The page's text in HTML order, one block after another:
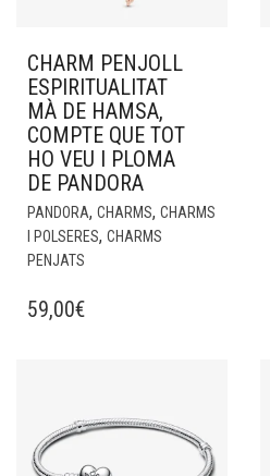
CHARM PENJOLL
ESPIRITUALITAT
MÀ DE HAMSA,
COMPTE QUE TOT
HO VEU I PLOMA
DE PANDORA
PANDORA, CHARMS, CHARMS
I POLSERES, CHARMS
PENJATS
59,00€